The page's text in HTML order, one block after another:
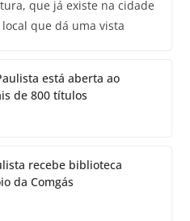
que já existe na cidade
que dá uma vista
está aberta ao
de 800 títulos
recebe biblioteca
da Comgás